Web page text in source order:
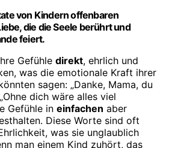
von Kindern offenbaren
die die Seele berührt und
feiert.
Gefühle direkt, ehrlich und
was die emotionale Kraft ihrer
sagen: „Danke, Mama, du
dich wäre alles viel
Gefühle in einfachen aber
Diese Worte sind oft
was sie unglaublich
man einem Kind zuhört, das